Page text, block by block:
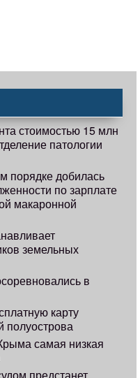
стоимостью 15 млн
патологии
порядке добилась
по зарплате
макаронной
земельных
в
карту
самая низкая